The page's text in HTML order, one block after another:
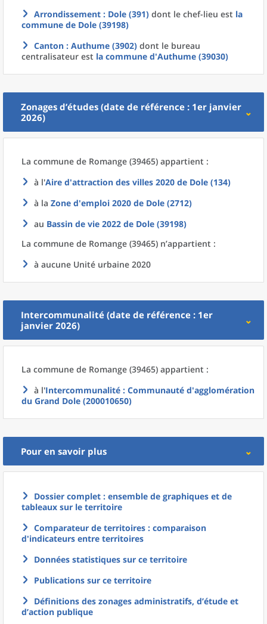
Arrondissement : Dole (391) dont le chef-lieu est la
commune de Dole (39198)
Canton : Authume (3902) dont le bureau
centralisateur est la commune d'Authume (39030)
Zonages d’études (date de référence : 1er janvier
2026)
La commune de Romange (39465) appartient :
à l'Aire d'attraction des villes 2020 de Dole (134)
à la Zone d'emploi 2020 de Dole (2712)
au Bassin de vie 2022 de Dole (39198)
La commune de Romange (39465) n’appartient :
à aucune Unité urbaine 2020
Intercommunalité (date de référence : 1er
janvier 2026)
La commune de Romange (39465) appartient :
à l'Intercommunalité : Communauté d'agglomération
du Grand Dole (200010650)
Pour en savoir plus
Dossier complet : ensemble de graphiques et de
tableaux sur le territoire
Comparateur de territoires : comparaison
d'indicateurs entre territoires
Données statistiques sur ce territoire
Publications sur ce territoire
Définitions des zonages administratifs, d’étude et
d’action publique